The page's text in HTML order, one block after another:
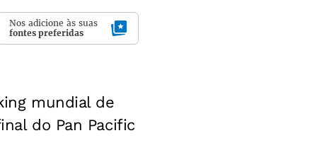
Nos adicione às suas
fontes preferidas
mundial de
do Pan Pacific